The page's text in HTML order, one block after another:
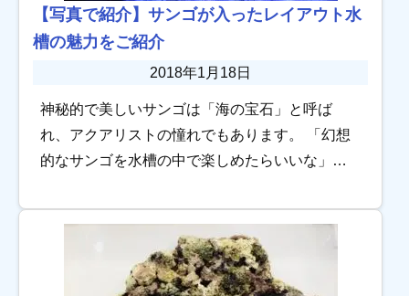
【写真で紹介】サンゴが入ったレイアウト水
槽の魅力をご紹介
2018年1月18日
神秘的で美しいサンゴは「海の宝石」と呼ば
れ、アクアリストの憧れでもあります。 「幻想
的なサンゴを水槽の中で楽しめたらいいな」
めたい」そう思っている方も多いのではないで